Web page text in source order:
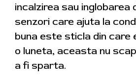
incalzirea sau inglobarea
senzori care ajuta la
buna este sticla din care
o luneta, aceasta nu
a fi sparta.